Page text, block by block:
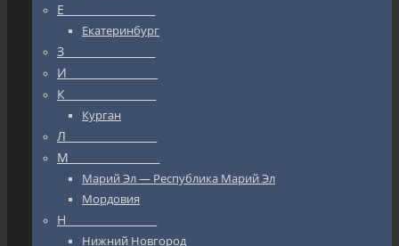
Е_________________
Екатеринбург
З_________________
И_________________
К_________________
Курган
Л_________________
М_________________
Марий Эл — Республика Марий Эл
Мордовия
Н_________________
Нижний Новгород